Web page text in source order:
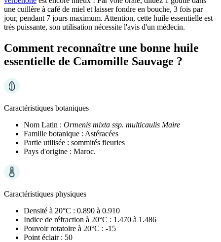
une cuillère à café de miel et laisser fondre en bouche, 3 fois par
jour, pendant 7 jours maximum. Attention, cette huile essentielle est
très puissante, son utilisation nécessite l'avis d'un médecin.
Comment reconnaître une bonne huile
essentielle de Camomille Sauvage ?
Caractéristiques botaniques
Nom Latin : Ormenis mixta ssp. multicaulis Maire
Famille botanique : Astéracées
Partie utilisée : sommités fleuries
Pays d'origine : Maroc.
Caractéristiques physiques
Densité à 20°C : 0.890 à 0.910
Indice de réfraction à 20°C : 1.470 à 1.486
Pouvoir rotatoire à 20°C : -15
Point éclair : 50